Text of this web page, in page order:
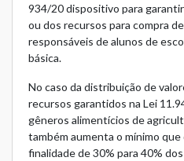
934/20 dispositivo para
ou dos recursos para compra
responsáveis de alunos de
básica.
No caso da distribuição de
recursos garantidos na Lei
gêneros alimentícios de
também aumenta o mínimo
finalidade de 30% para 40%